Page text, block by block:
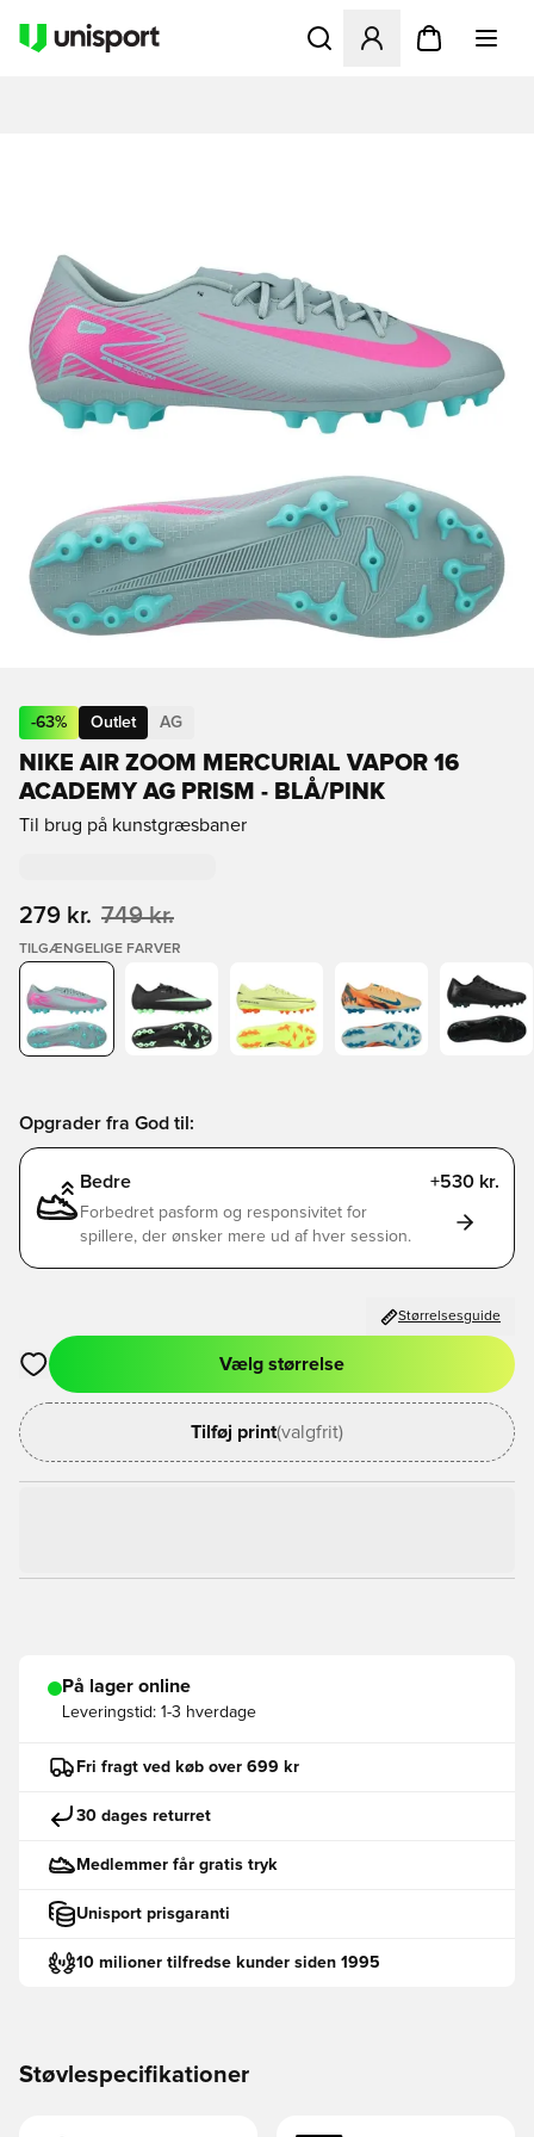
Åbner en Modal til at
-63% Outlet AG
NIKE AIR ZOOM MERCURIAL VAPOR 16
ACADEMY AG PRISM - BLÅ/PINK
Til brug på kunstgræsbaner
279 kr. 749 kr.
TILGÆNGELIGE FARVER
Opgrader fra God til:
Bedre +530 kr.
Forbedret pasform og responsivitet for
spillere, der ønsker mere ud af hver session.
Størrelsesguide
Åbner en Modal til at logge ind eller tilmelde dig som medlem
Vælg størrelse
Tilføj print(valgfrit)
På lager online
Leveringstid: 1-3 hverdage
Fri fragt ved køb over 699 kr
30 dages returret
Medlemmer får gratis tryk
Unisport prisgaranti
10 milioner tilfredse kunder siden 1995
Støvlespecifikationer